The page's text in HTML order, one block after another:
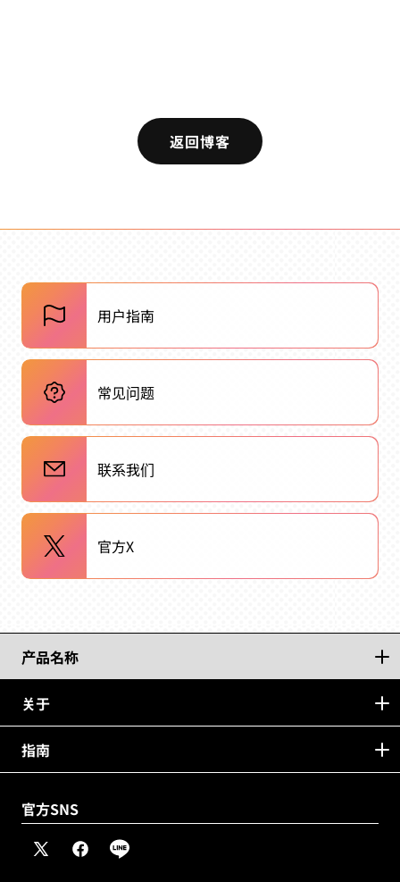
返回博客
用户指南
常见问题
联系我们
官方X
产品名称
关于
指南
官方SNS
X（推
脸
线